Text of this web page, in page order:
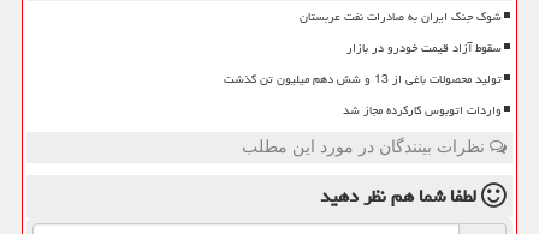
شوک جنگ ایران به صادرات نفت عربستان
سقوط آزاد قیمت خودرو در بازار
تولید محصولات باغی از 13 و شش دهم میلیون تن گذشت
واردات اتوبوس کارکرده مجاز شد
نظرات بینندگان در مورد این مطلب
لطفا شما همنظر دهید